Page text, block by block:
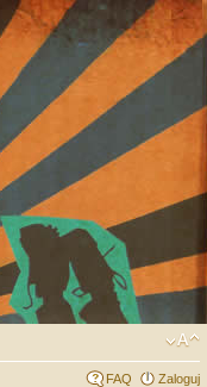
FAQ Zaloguj